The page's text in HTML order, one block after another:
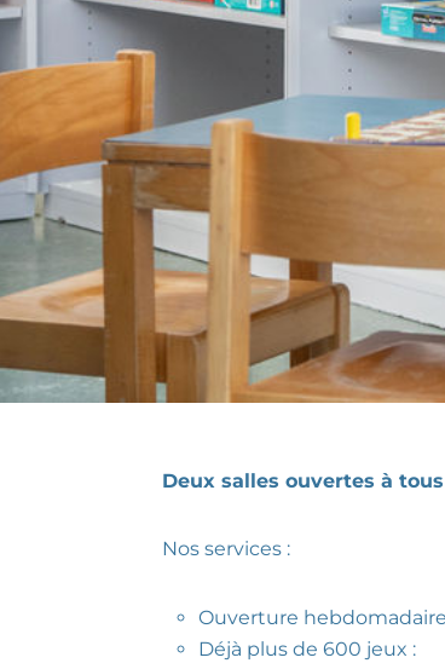
Deux salles ouvertes à
Nos services :
Ouverture
Déjà plus de 600 jeux :